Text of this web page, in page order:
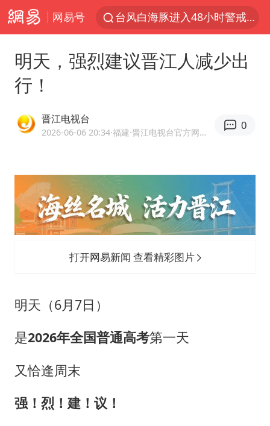
网易号
台风白海豚进入48小时警戒线
中方回应是否在太平洋海底开采稀土
宇树科技王兴兴身家有望超200亿元
CIA被曝已秘密设立古巴工作组
U17国足1分钟轰2球
中国养老床位“三连降”
明天，强烈建议晋江人减少出
行！
晋江电视台
2026-06-06 20:34·福建 ·晋江电视台官方网易号
0
打开网易新闻 查看精彩图片
明天（6月7日）
是2026年全国普通高考第一天
又恰逢周末
强！烈！建！议！